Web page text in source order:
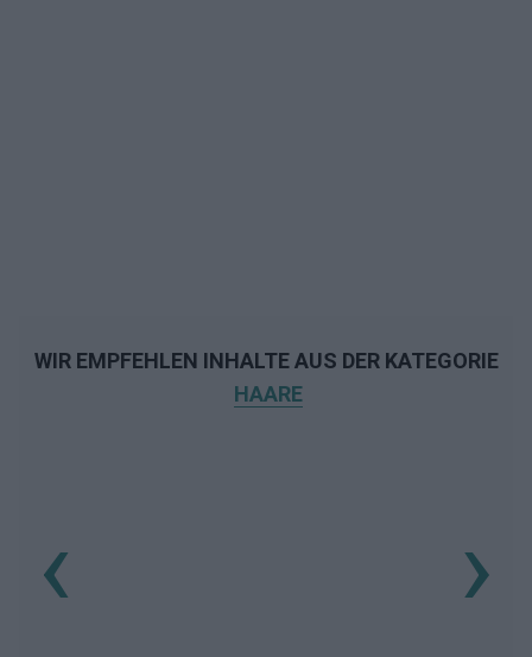
WIR EMPFEHLEN INHALTE AUS DER KATEGORIE
HAARE
‹ ›